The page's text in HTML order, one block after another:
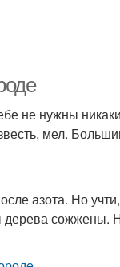
не нужны
мел.
азота. Но
дерева сожжены.